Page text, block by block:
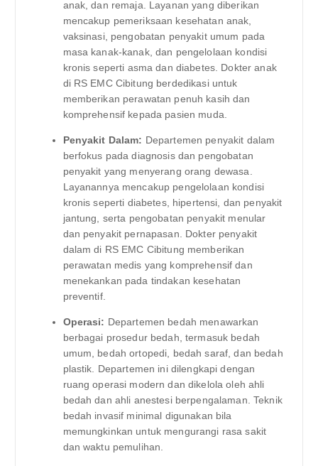
anak, dan remaja. Layanan yang diberikan
mencakup pemeriksaan kesehatan anak,
vaksinasi, pengobatan penyakit umum pada
masa kanak-kanak, dan pengelolaan kondisi
kronis seperti asma dan diabetes. Dokter anak
di RS EMC Cibitung berdedikasi untuk
memberikan perawatan penuh kasih dan
komprehensif kepada pasien muda.
Penyakit Dalam: Departemen penyakit dalam
berfokus pada diagnosis dan pengobatan
penyakit yang menyerang orang dewasa.
Layanannya mencakup pengelolaan kondisi
kronis seperti diabetes, hipertensi, dan penyakit
jantung, serta pengobatan penyakit menular
dan penyakit pernapasan. Dokter penyakit
dalam di RS EMC Cibitung memberikan
perawatan medis yang komprehensif dan
menekankan pada tindakan kesehatan
preventif.
Operasi: Departemen bedah menawarkan
berbagai prosedur bedah, termasuk bedah
umum, bedah ortopedi, bedah saraf, dan bedah
plastik. Departemen ini dilengkapi dengan
ruang operasi modern dan dikelola oleh ahli
bedah dan ahli anestesi berpengalaman. Teknik
bedah invasif minimal digunakan bila
memungkinkan untuk mengurangi rasa sakit
dan waktu pemulihan.